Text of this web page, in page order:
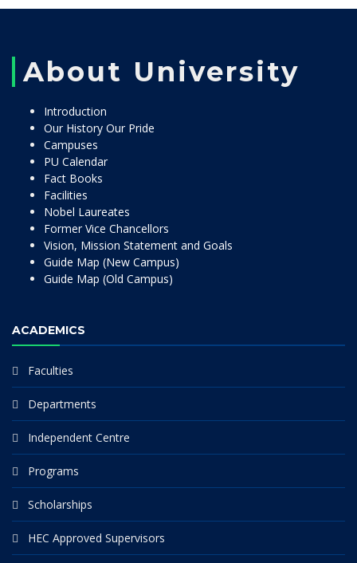
About University
Introduction
Our History Our Pride
Campuses
PU Calendar
Fact Books
Facilities
Nobel Laureates
Former Vice Chancellors
Vision, Mission Statement and Goals
Guide Map (New Campus)
Guide Map (Old Campus)
ACADEMICS
Faculties
Departments
Independent Centre
Programs
Scholarships
HEC Approved Supervisors